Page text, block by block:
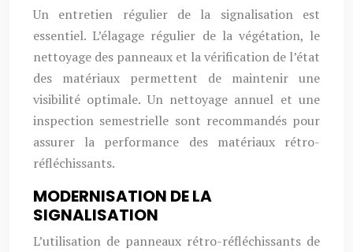
Un entretien régulier de la signalisation est
essentiel. L’élagage régulier de la végétation, le
nettoyage des panneaux et la vérification de l’état
des matériaux permettent de maintenir une
visibilité optimale. Un nettoyage annuel et une
inspection semestrielle sont recommandés pour
assurer la performance des matériaux rétro-
réfléchissants.
MODERNISATION DE LA
SIGNALISATION
L’utilisation de panneaux rétro-réfléchissants de